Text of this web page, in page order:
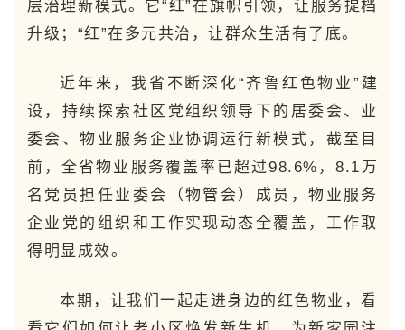
层治理新模式。它“红”在旗帜引领，让服务提档
升级；“红”在多元共治，让群众生活有了底。
近年来，我省不断深化“齐鲁红色物业”建
设，持续探索社区党组织领导下的居委会、业
委会、物业服务企业协调运行新模式，截至目
前，全省物业服务覆盖率已超过98.6%，8.1万
名党员担任业委会（物管会）成员，物业服务
企业党的组织和工作实现动态全覆盖，工作取
得明显成效。
本期，让我们一起走进身边的红色物业，看